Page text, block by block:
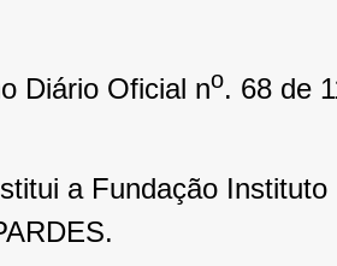
Diário Oficial no. 68 de
a Fundação